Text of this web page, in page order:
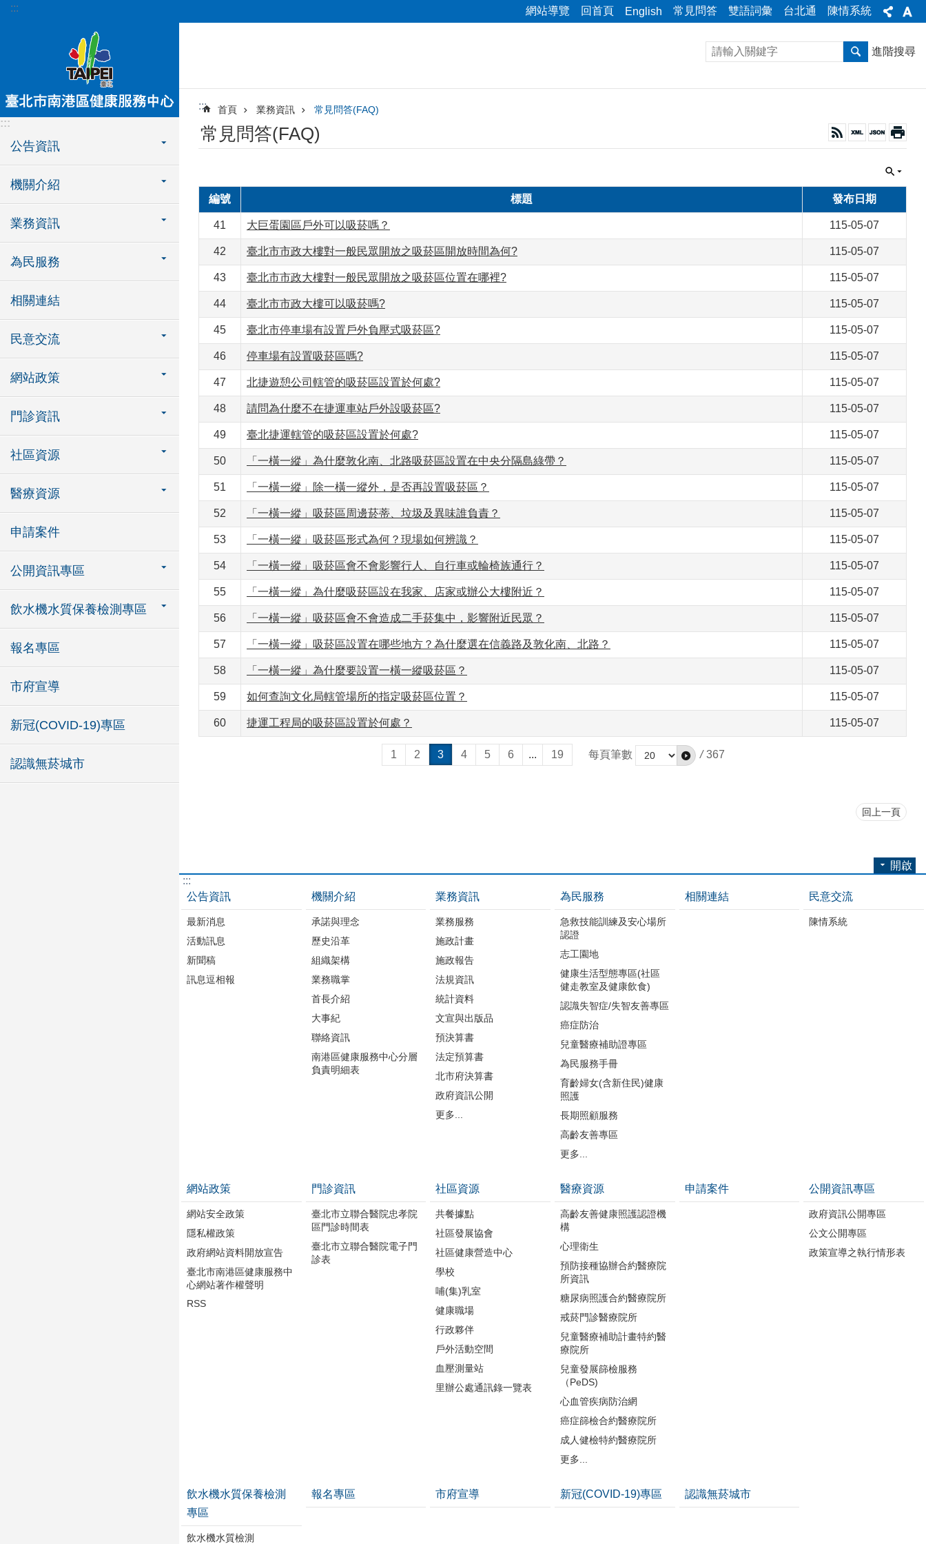
跳到主要內容區塊
::: 網站導覽 回首頁 English 常見問答 雙語詞彙 台北通 陳情系統
:::
公告資訊
機關介紹
業務資訊
為民服務
相關連結
民意交流
網站政策
門診資訊
社區資源
醫療資源
申請案件
公開資訊專區
飲水機水質保養檢測專區
報名專區
市府宣導
新冠(COVID-19)專區
認識無菸城市
進階搜尋
::: 首頁 業務資訊 常見問答(FAQ)
常見問答(FAQ)
編號 標題 發布日期
41 大巨蛋園區戶外可以吸菸嗎？ 115-05-07
42 臺北市市政大樓對一般民眾開放之吸菸區開放時間為何? 115-05-07
43 臺北市市政大樓對一般民眾開放之吸菸區位置在哪裡? 115-05-07
44 臺北市市政大樓可以吸菸嗎? 115-05-07
45 臺北市停車場有設置戶外負壓式吸菸區? 115-05-07
46 停車場有設置吸菸區嗎? 115-05-07
47 北捷遊憩公司轄管的吸菸區設置於何處? 115-05-07
48 請問為什麼不在捷運車站戶外設吸菸區? 115-05-07
49 臺北捷運轄管的吸菸區設置於何處? 115-05-07
50 「一橫一縱」為什麼敦化南、北路吸菸區設置在中央分隔島綠帶？ 115-05-07
51 「一橫一縱」除一橫一縱外，是否再設置吸菸區？ 115-05-07
52 「一橫一縱」吸菸區周邊菸蒂、垃圾及異味誰負責？ 115-05-07
53 「一橫一縱」吸菸區形式為何？現場如何辨識？ 115-05-07
54 「一橫一縱」吸菸區會不會影響行人、自行車或輪椅族通行？ 115-05-07
55 「一橫一縱」為什麼吸菸區設在我家、店家或辦公大樓附近？ 115-05-07
56 「一橫一縱」吸菸區會不會造成二手菸集中，影響附近民眾？ 115-05-07
57 「一橫一縱」吸菸區設置在哪些地方？為什麼選在信義路及敦化南、北路？ 115-05-07
58 「一橫一縱」為什麼要設置一橫一縱吸菸區？ 115-05-07
59 如何查詢文化局轄管場所的指定吸菸區位置？ 115-05-07
60 捷運工程局的吸菸區設置於何處？ 115-05-07
1 2 3 4 5 6 ... 19 每頁筆數 / 367
回上一頁
開啟
:::
公告資訊
最新消息
活動訊息
新聞稿
訊息逗相報
機關介紹
承諾與理念
歷史沿革
組織架構
業務職掌
首長介紹
大事紀
聯絡資訊
南港區健康服務中心分層
負責明細表
業務資訊
業務服務
施政計畫
施政報告
法規資訊
統計資料
文宣與出版品
預決算書
法定預算書
北市府決算書
政府資訊公開
更多...
為民服務
急救技能訓練及安心場所
認證
志工園地
健康生活型態專區(社區
健走教室及健康飲食)
認識失智症/失智友善專區
癌症防治
兒童醫療補助證專區
為民服務手冊
育齡婦女(含新住民)健康
照護
長期照顧服務
高齡友善專區
更多...
相關連結 民意交流
陳情系統
網站政策
網站安全政策
隱私權政策
政府網站資料開放宣告
臺北市南港區健康服務中
心網站著作權聲明
RSS
門診資訊
臺北市立聯合醫院忠孝院
區門診時間表
臺北市立聯合醫院電子門
診表
社區資源
共餐據點
社區發展協會
社區健康營造中心
學校
哺(集)乳室
健康職場
行政夥伴
戶外活動空間
血壓測量站
里辦公處通訊錄一覽表
醫療資源
高齡友善健康照護認證機
構
心理衛生
預防接種協辦合約醫療院
所資訊
糖尿病照護合約醫療院所
戒菸門診醫療院所
兒童醫療補助計畫特約醫
療院所
兒童發展篩檢服務
（PeDS)
心血管疾病防治網
癌症篩檢合約醫療院所
成人健檢特約醫療院所
更多...
申請案件 公開資訊專區
政府資訊公開專區
公文公開專區
政策宣導之執行情形表
飲水機水質保養檢測
專區
飲水機水質檢測
報名專區 市府宣導 新冠(COVID-19)專區 認識無菸城市